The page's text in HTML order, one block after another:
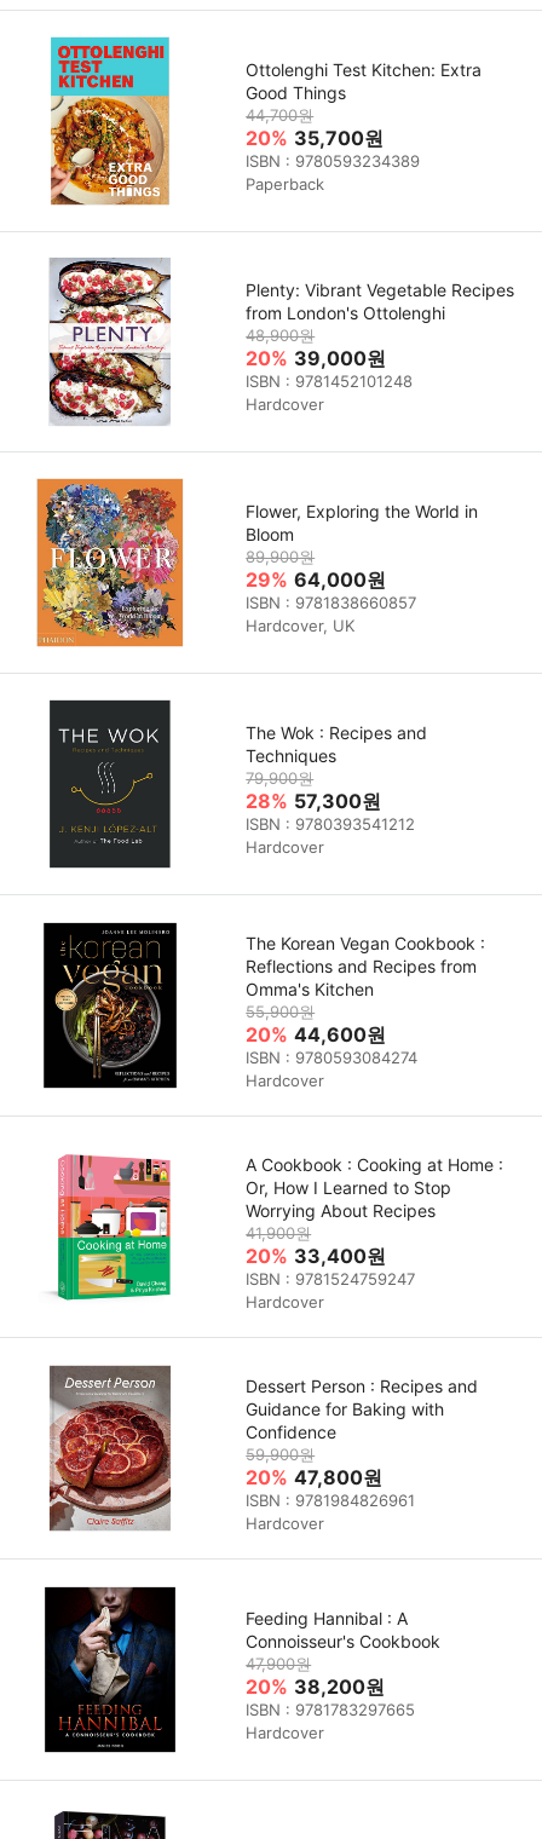
Ottolenghi Test Kitchen: Extra
Good Things
44,700원
20% 35,700원
ISBN : 9780593234389
Paperback
Plenty: Vibrant Vegetable Recipes
from London's Ottolenghi
48,900원
20% 39,000원
ISBN : 9781452101248
Hardcover
Flower, Exploring the World in
Bloom
89,900원
29% 64,000원
ISBN : 9781838660857
Hardcover, UK
The Wok : Recipes and
Techniques
79,900원
28% 57,300원
ISBN : 9780393541212
Hardcover
The Korean Vegan Cookbook :
Reflections and Recipes from
Omma's Kitchen
55,900원
20% 44,600원
ISBN : 9780593084274
Hardcover
A Cookbook : Cooking at Home :
Or, How I Learned to Stop
Worrying About Recipes
41,900원
20% 33,400원
ISBN : 9781524759247
Hardcover
Dessert Person : Recipes and
Guidance for Baking with
Confidence
59,900원
20% 47,800원
ISBN : 9781984826961
Hardcover
Feeding Hannibal : A
Connoisseur's Cookbook
47,900원
20% 38,200원
ISBN : 9781783297665
Hardcover